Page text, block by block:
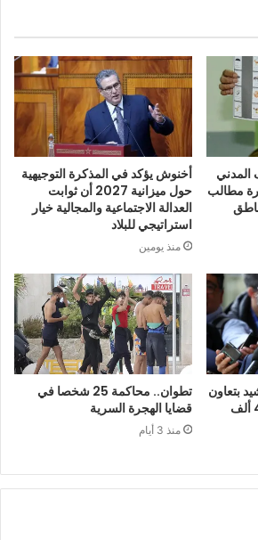
المدني
مطالب
أخنوش يؤكد في المذكرة التوجيهية
حول ميزانية 2027 أن ثوابت
العدالة الاجتماعية والمجالية خيار
استراتيجي للبلاد
منذ يومين
بتعاون
الرباط في إعادة قرابة 48 ألف
تطوان.. محاكمة 25 شخصا في
قضايا الهجرة السرية
منذ 3 أيام